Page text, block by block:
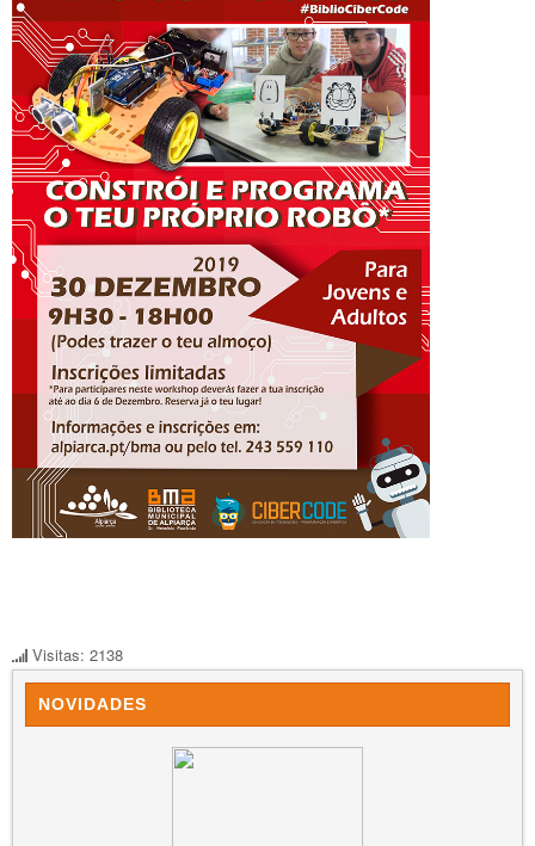
Visitas: 2138
NOVIDADES